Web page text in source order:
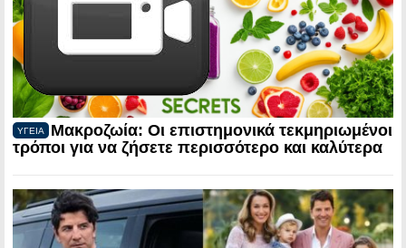
ΥΓΕΙΑ
Μακροζωία: Οι επιστημονικά τεκμηριωμένοι
τρόποι για να ζήσετε περισσότερο και καλύτερα